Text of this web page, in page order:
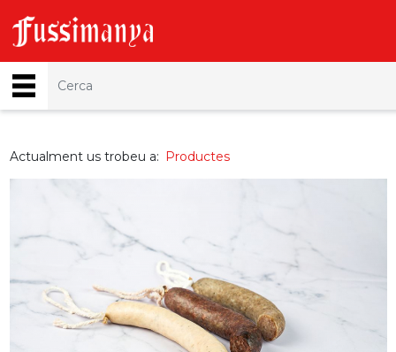
Actualment us trobeu a: Productes